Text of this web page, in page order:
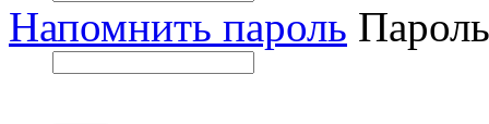
Напомнить пароль